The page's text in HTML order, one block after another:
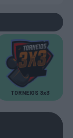
TORNEIOS 3x3